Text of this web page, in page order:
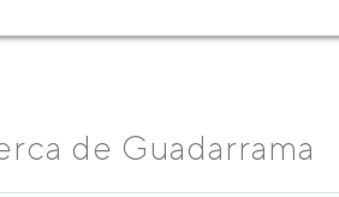
de Guadarrama